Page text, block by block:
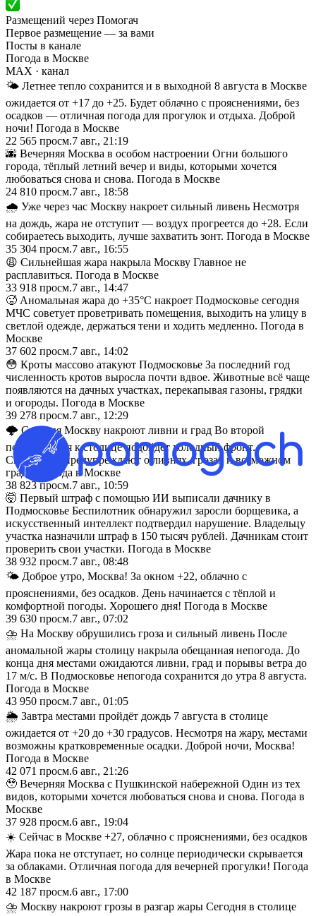
Размещений через Помогач
Первое размещение — за вами
Посты в канале
Погода в Москве
MAX · канал
🌤 Летнее тепло сохранится и в выходной 8 августа в Москве
ожидается от +17 до +25. Будет облачно с прояснениями, без
осадков — отличная погода для прогулок и отдыха. Доброй
ночи! Погода в Москве
22 565 просм.7 авг., 21:19
🌆 Вечерняя Москва в особом настроении Огни большого
города, тёплый летний вечер и виды, которыми хочется
любоваться снова и снова. Погода в Москве
24 810 просм.7 авг., 18:58
🌧 Уже через час Москву накроет сильный ливень Несмотря
на дождь, жара не отступит — воздух прогреется до +28. Если
собираетесь выходить, лучше захватить зонт. Погода в Москве
35 304 просм.7 авг., 16:55
😩 Сильнейшая жара накрыла Москву Главное не
расплавиться. Погода в Москве
33 918 просм.7 авг., 14:47
🥵 Аномальная жара до +35°С накроет Подмосковье сегодня
МЧС советует проветривать помещения, выходить на улицу в
светлой одежде, держаться тени и ходить медленно. Погода в
Москве
37 602 просм.7 авг., 14:02
😳 Кроты массово атакуют Подмосковье За последний год
численность кротов выросла почти вдвое. Животные всё чаще
появляются на дачных участках, перекапывая газоны, грядки
и огороды. Погода в Москве
39 278 просм.7 авг., 12:29
🌩 Сегодня Москву накроют ливни и град Во второй
половине дня к столице подойдёт холодный фронт.
Синоптики предупреждают о ливнях, грозах и возможном
граде. Погода в Москве
38 823просм.7 авг., 10:59
🤯 Первый штраф с помощью ИИ выписали дачнику в
Подмосковье Беспилотник обнаружил заросли борщевика, а
искусственный интеллект подтвердил нарушение. Владельцу
участка назначили штраф в 150 тысяч рублей. Дачникам стоит
проверить свои участки. Погода в Москве
38 932 просм.7 авг., 08:48
🌤 Доброе утро, Москва! За окном +22, облачно с
прояснениями, без осадков. День начинается с тёплой и
комфортной погоды. Хорошего дня! Погода в Москве
39 630 просм.7 авг., 07:02
⛈️ На Москву обрушились гроза и сильный ливень После
аномальной жары столицу накрыла обещанная непогода. До
конца дня местами ожидаются ливни, град и порывы ветра до
17 м/с. В Подмосковье непогода сохранится до утра 8 августа.
Погода в Москве
43 950 просм.7 авг., 01:05
🌦 Завтра местами пройдёт дождь 7 августа в столице
ожидается от +20 до +30 градусов. Несмотря на жару, местами
возможны кратковременные осадки. Доброй ночи, Москва!
Погода в Москве
42 071 просм.6 авг., 21:26
🥹 Вечерняя Москва с Пушкинской набережной Один из тех
видов, которыми хочется любоваться снова и снова. Погода в
Москве
37 928 просм.6 авг., 19:04
☀️ Сейчас в Москве +27, облачно с прояснениями, без осадков
Жара пока не отступает, но солнце периодически скрывается
за облаками. Отличная погода для вечерней прогулки! Погода
в Москве
42 187 просм.6 авг., 17:00
⛈️ Москву накроют грозы в разгар жары Сегодня в столице